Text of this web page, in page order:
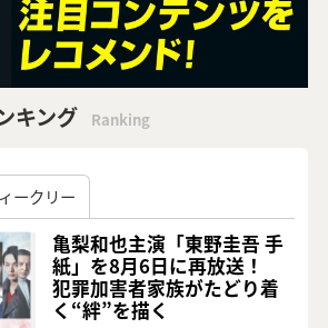
キング Ranking
ークリー
亀梨和也主演「東野圭吾 手
紙」を8月6日に再放送！
犯罪加害者家族がたどり着
く“絆”を描く